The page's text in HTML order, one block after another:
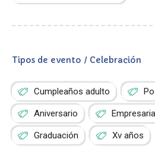
Tipos de evento / Celebración
Cumpleaños adulto
Aniversario
Graduación Xv años